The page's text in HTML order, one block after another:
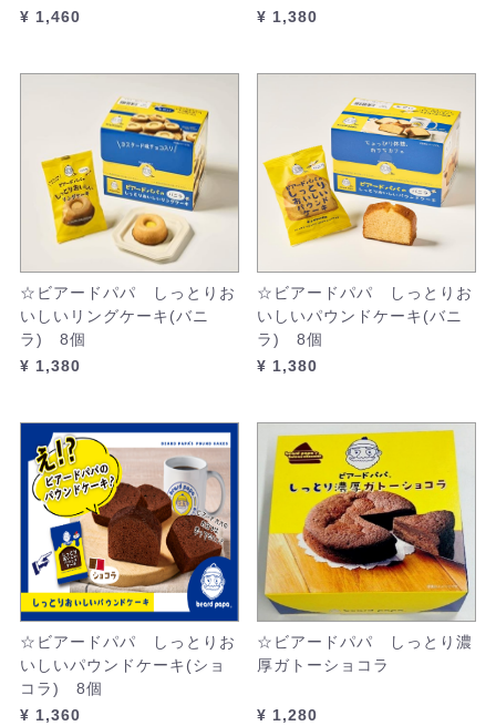
¥ 1,460
¥ 1,380
☆ビアードパパ しっとりお
いしいリングケーキ(バニ
ラ) 8個
¥ 1,380
☆ビアードパパ しっとりお
いしいパウンドケーキ(バニ
ラ) 8個
¥ 1,380
☆ビアードパパ しっとりお
いしいパウンドケーキ(ショ
コラ) 8個
¥ 1,360
☆ビアードパパ しっとり濃
厚ガトーショコラ
¥ 1,280